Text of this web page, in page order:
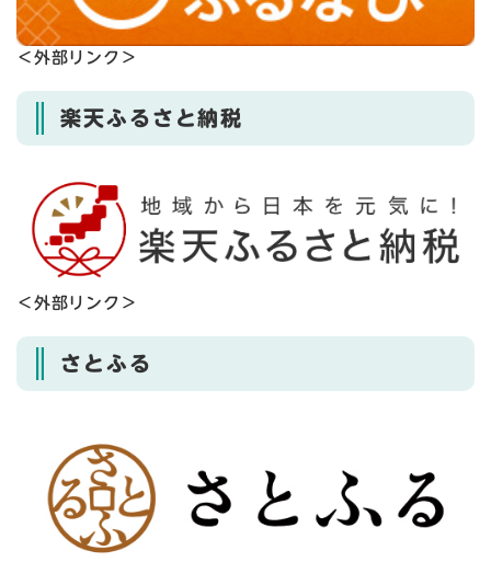
＜外部リンク＞
楽天ふるさと納税
＜外部リンク＞
さとふる